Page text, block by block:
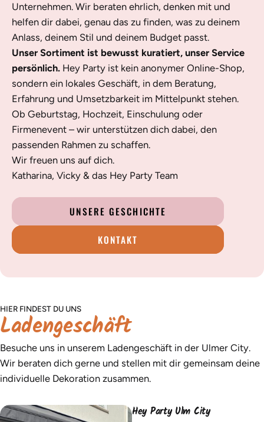
Unternehmen. Wir beraten ehrlich, denken mit und
helfen dir dabei, genau das zu finden, was zu deinem
Anlass, deinem Stil und deinem Budget passt.
Unser Sortiment ist bewusst kuratiert, unser Service
persönlich. Hey Party ist kein anonymer Online-Shop,
sondern ein lokales Geschäft, in dem Beratung,
Erfahrung und Umsetzbarkeit im Mittelpunkt stehen.
Ob Geburtstag, Hochzeit, Einschulung oder
Firmenevent – wir unterstützen dich dabei, den
passenden Rahmen zu schaffen.
Wir freuen uns auf dich.
Katharina, Vicky & das Hey Party Team
UNSERE GESCHICHTE
KONTAKT
HIER FINDEST DU UNS
Ladengeschäft
Besuche uns in unserem Ladengeschäft in der Ulmer City.
Wir beraten dich gerne und stellen mit dir gemeinsam deine
individuelle Dekoration zusammen.
Hey Party Ulm City